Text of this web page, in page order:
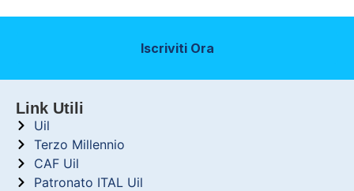
Iscriviti Ora
Link Utili
Uil
Terzo Millennio
CAF Uil
Patronato ITAL Uil